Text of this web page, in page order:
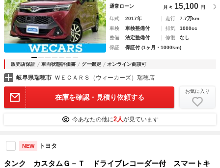
通常ローン 月々 15,100 円
年式 2017年 走行
7.7万km
車検
車検整備付 排気
1000cc
整備
法定整備付 修復
なし
保証
保証付 (1ヶ月・1000km)
販売店保証 車両状態評価書 グー鑑定 オンライン商談可
岐阜県瑞穂市 ＷＥＣＡＲＳ（ウィーカーズ）瑞穂店
在庫を確認・見積り依頼する
お気に入り
今あなたの他に2人が見ています
NEW トヨタ
タンク カスタムＧ－Ｔ ドライブレコーダー付 スマートキ